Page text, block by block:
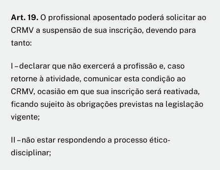
Art. 19. O profissional aposentado poderá solicitar ao
CRMV a suspensão de sua inscrição, devendo para
tanto:
I – declarar que não exercerá a profissão e, caso
retorne à atividade, comunicar esta condição ao
CRMV, ocasião em que sua inscrição será reativada,
ficando sujeito às obrigações previstas na legislação
vigente;
II – não estar respondendo a processo ético-
disciplinar;